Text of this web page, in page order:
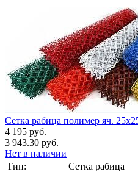
Сетка рабица полимер яч.
4 195 руб.
3 943.30 руб.
Нет в наличии
Тип:
Сетка рабица